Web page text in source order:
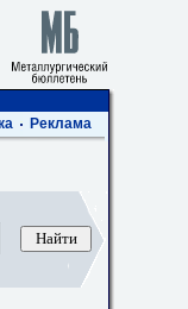
Реклама